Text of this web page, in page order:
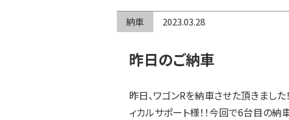
納車 2023.03.28
昨日のご納車
昨日、ワゴンRを納車させた頂きまし
ィカルサポート様！！今回で6台目の納